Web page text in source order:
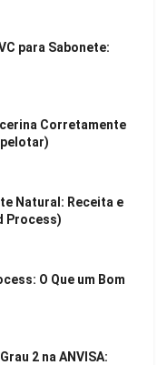
para Sabonete:
Corretamente
Natural: Receita e
Process)
O Que um Bom
2 na ANVISA: